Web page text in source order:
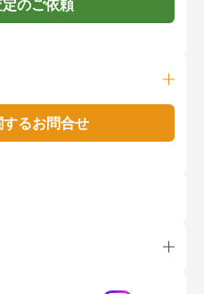
のご依頼
するお問合せ